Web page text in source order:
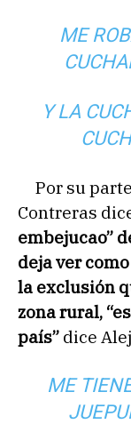
ME
Y LA
Por su
Contreras
embejucao”
deja ver
la exclusión
zona rural,
país” dice
ME